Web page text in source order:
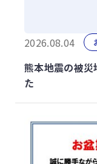
2026.08.04
熊本地震の被
た